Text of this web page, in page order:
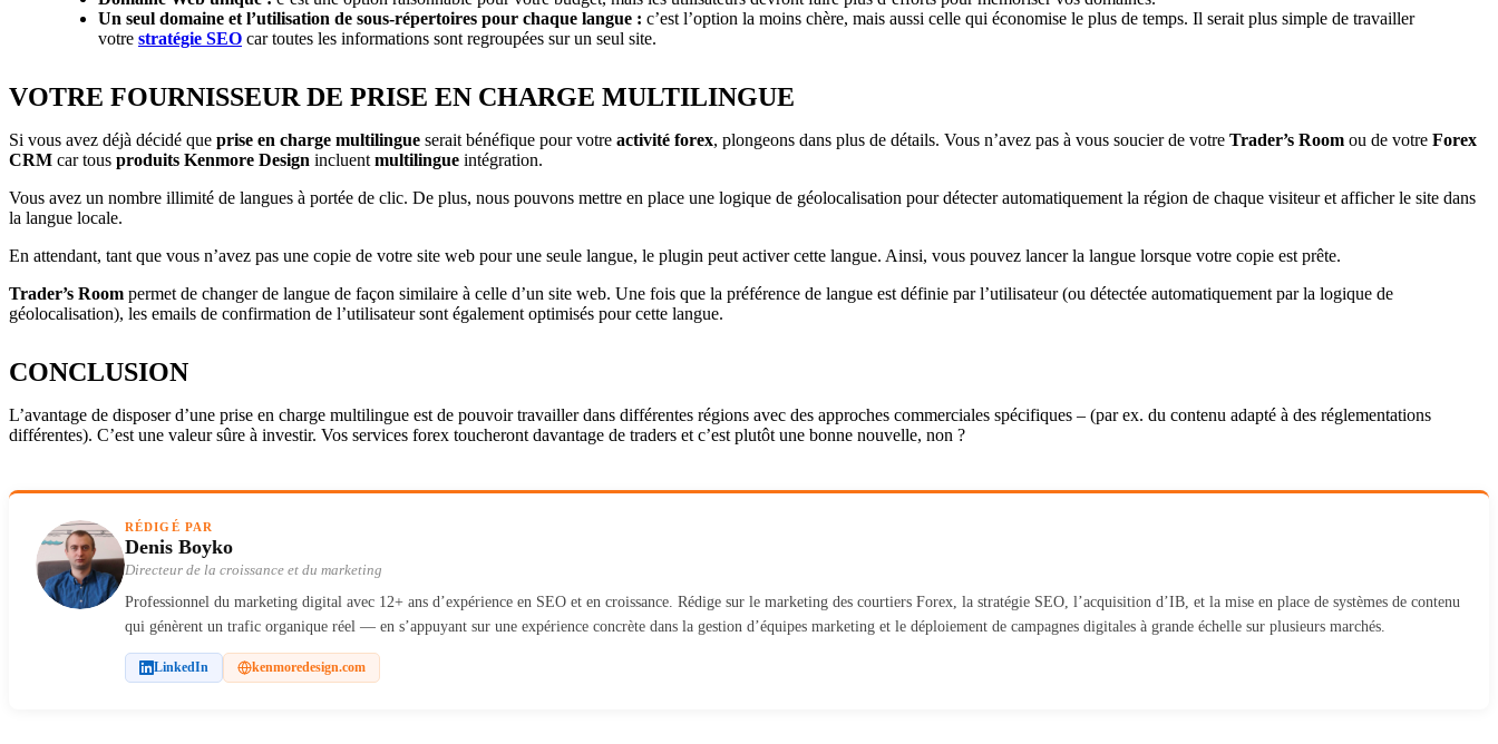
Un seul domaine et l’utilisation de sous-répertoires pour chaque langue : c’est l’option la moins chère, mais aussi celle qui économise le plus de temps. Il serait plus simple de travailler
votre stratégie SEO car toutes les informations sont regroupées sur un seul site.
VOTRE FOURNISSEUR DE PRISE EN CHARGE MULTILINGUE
Si vous avez déjà décidé que prise en charge multilingue serait bénéfique pour votre activité forex, plongeons dans plus de détails. Vous n’avez pas à vous soucier de votre Trader’s Room ou de votre Forex
CRM car tous produits Kenmore Design incluent multilingue intégration.
Vous avez un nombre illimité de langues à portée de clic. De plus, nous pouvons mettre en place une logique de géolocalisation pour détecter automatiquement la région de chaque visiteur et afficher le site dans
la langue locale.
En attendant, tant que vous n’avez pas une copie de votre site web pour une seule langue, le plugin peut activer cette langue. Ainsi, vous pouvez lancer la langue lorsque votre copie est prête.
Trader’s Room permet de changer de langue de façon similaire à celle d’un site web. Une fois que la préférence de langue est définie par l’utilisateur (ou détectée automatiquement par la logique de
géolocalisation), les emails de confirmation de l’utilisateur sont également optimisés pour cette langue.
CONCLUSION
L’avantage de disposer d’une prise en charge multilingue est de pouvoir travailler dans différentes régions avec des approches commerciales spécifiques – (par ex. du contenu adapté à des réglementations
différentes). C’est une valeur sûre à investir. Vos services forex toucheront davantage de traders et c’est plutôt une bonne nouvelle, non ?
RÉDIGÉ PAR
Denis Boyko
Directeur de la croissance et du marketing
Professionnel du marketing digital avec 12+ ans d’expérience en SEO et en croissance. Rédige sur le marketing des courtiers Forex, la stratégie SEO, l’acquisition d’IB, et la mise en place de systèmes de contenu
qui génèrent un trafic organique réel — en s’appuyant sur une expérience concrète dans la gestion d’équipes marketing et le déploiement de campagnes digitales à grande échelle sur plusieurs marchés.
LinkedIn kenmoredesign.com